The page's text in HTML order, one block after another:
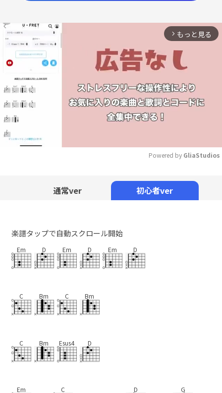
arrow_forward_ios もっと見る
Powered by GliaStudios
通常ver 初心者ver
楽譜タップで自動スクロール開始
Em D Em D Em D
C Bm C Bm
C Bm Esus4 D
Em C D G